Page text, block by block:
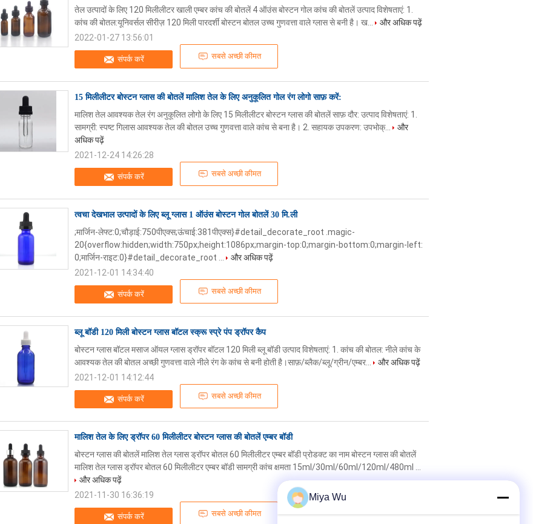
संपर्क करें सबसे अच्छी कीमत
तेल उत्पादों के लिए 120 मिलीलीटर खाली एम्बर कांच की बोतलें 4 ऑउंस बोस्टन गोल कांच की बोतलें उत्पाद विशेषताएं: 1.
कांच की बोतल:यूनिवर्सल सीरीज़ 120 मिली पारदर्शी बोस्टन बोतल उच्च गुणवत्ता वाले ग्लास से बनी है। ख...
और अधिक पढ़ें
2022-01-27 13:56:01
15 मिलीलीटर बोस्टन ग्लास की बोतलें मालिश तेल के लिए अनुकूलित गोल रंग लोगो साफ़ करें:
संपर्क करें सबसे अच्छी कीमत
मालिश तेल आवश्यक तेल रंग अनुकूलित लोगो के लिए 15 मिलीलीटर बोस्टन ग्लास की बोतलें साफ़ दौर: उत्पाद विशेषताएं: 1.
सामग्री: स्पष्ट गिलास आवश्यक तेल की बोतल उच्च गुणवत्ता वाले कांच से बना है। 2. सहायक उपकरण: उपभोक्...
और
अधिक पढ़ें
2021-12-24 14:26:28
त्वचा देखभाल उत्पादों के लिए ब्लू ग्लास 1 ऑउंस बोस्टन गोल बोतलें 30 मि.ली
संपर्क करें सबसे अच्छी कीमत
;मार्जिन-लेफ्ट:0;चौड़ाई:750पीएक्स;ऊंचाई:381पीएक्स}#detail_decorate_root .magic-
20{overflow:hidden;width:750px;height:1086px;margin-top:0;margin-bottom:0;margin-left:
0;मार्जिन-राइट:0}#detail_decorate_root ...
और अधिक पढ़ें
2021-12-01 14:34:40
ब्लू बॉडी 120 मिली बोस्टन ग्लास बॉटल स्क्रू स्प्रे पंप ड्रॉपर कैप
संपर्क करें सबसे अच्छी कीमत
बोस्टन ग्लास बॉटल मसाज ऑयल ग्लास ड्रॉपर बॉटल 120 मिली ब्लू बॉडी उत्पाद विशेषताएं: 1. कांच की बोतल: नीले कांच के
आवश्यक तेल की बोतल अच्छी गुणवत्ता वाले नीले रंग के कांच से बनी होती है।साफ़/ब्लैक/ब्लू/ग्रीन/एम्बर...
और अधिक पढ़ें
2021-12-01 14:12:44
मालिश तेल के लिए ड्रॉपर 60 मिलीलीटर बोस्टन ग्लास की बोतलें एम्बर बॉडी
संपर्क करें सबसे अच्छी कीमत
बोस्टन ग्लास की बोतलें मालिश तेल ग्लास ड्रॉपर बोतल 60 मिलीलीटर एम्बर बॉडी प्रोडक्ट का नाम बोस्टन ग्लास की बोतलें
मालिश तेल ग्लास ड्रॉपर बोतल 60 मिलीलीटर एम्बर बॉडी सामग्री कांच क्षमता 15ml/30ml/60ml/120ml/480ml ...
और अधिक पढ़ें
2021-11-30 16:36:19
Miya Wu